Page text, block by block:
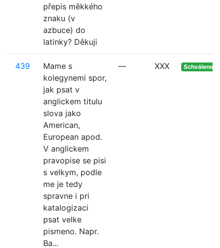
přepis měkkého
znaku (v
azbuce) do
latinky? Děkuji
439
Mame s
kolegynemi spor,
jak psat v
anglickem titulu
slova jako
American,
European apod.
V anglickem
pravopise se pisi
s velkym, podle
me je tedy
spravne i pri
katalogizaci
psat velke
pismeno. Napr.
Ba...
— XXX Schváleno